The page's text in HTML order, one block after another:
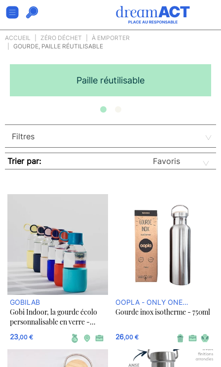
ACCUEIL ZÉRO DÉCHET
À EMPORTER
GOURDE, PAILLE RÉUTILISABLE
Paille réutilisable
Trier par:
GOBILAB
Gobi Indoor, la gourde écolo
personnalisable en verre -
Plusieurs couleurs
23,00 €
OOPLA - ONLY ONE
PLANET SUR ULULE
Gourde inox isotherme - 750ml
26,00 €